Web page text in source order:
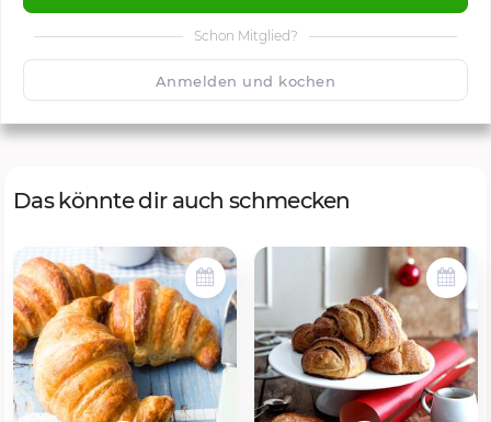
Schon Mitglied?
Anmelden und kochen
🙂 Speichern
Das könnte dir auch schmecken